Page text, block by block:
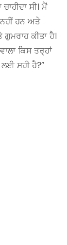
ਸੀ। ਮੈਂ
ਹਨ ਅਤੇ
ਕੀਤਾ ਹੈ।
ਕਿਸ ਤਰ੍ਹਾਂ
ਸਹੀ ਹੈ?”